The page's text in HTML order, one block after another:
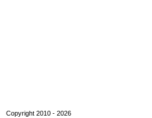
Copyright 2010 - 2026